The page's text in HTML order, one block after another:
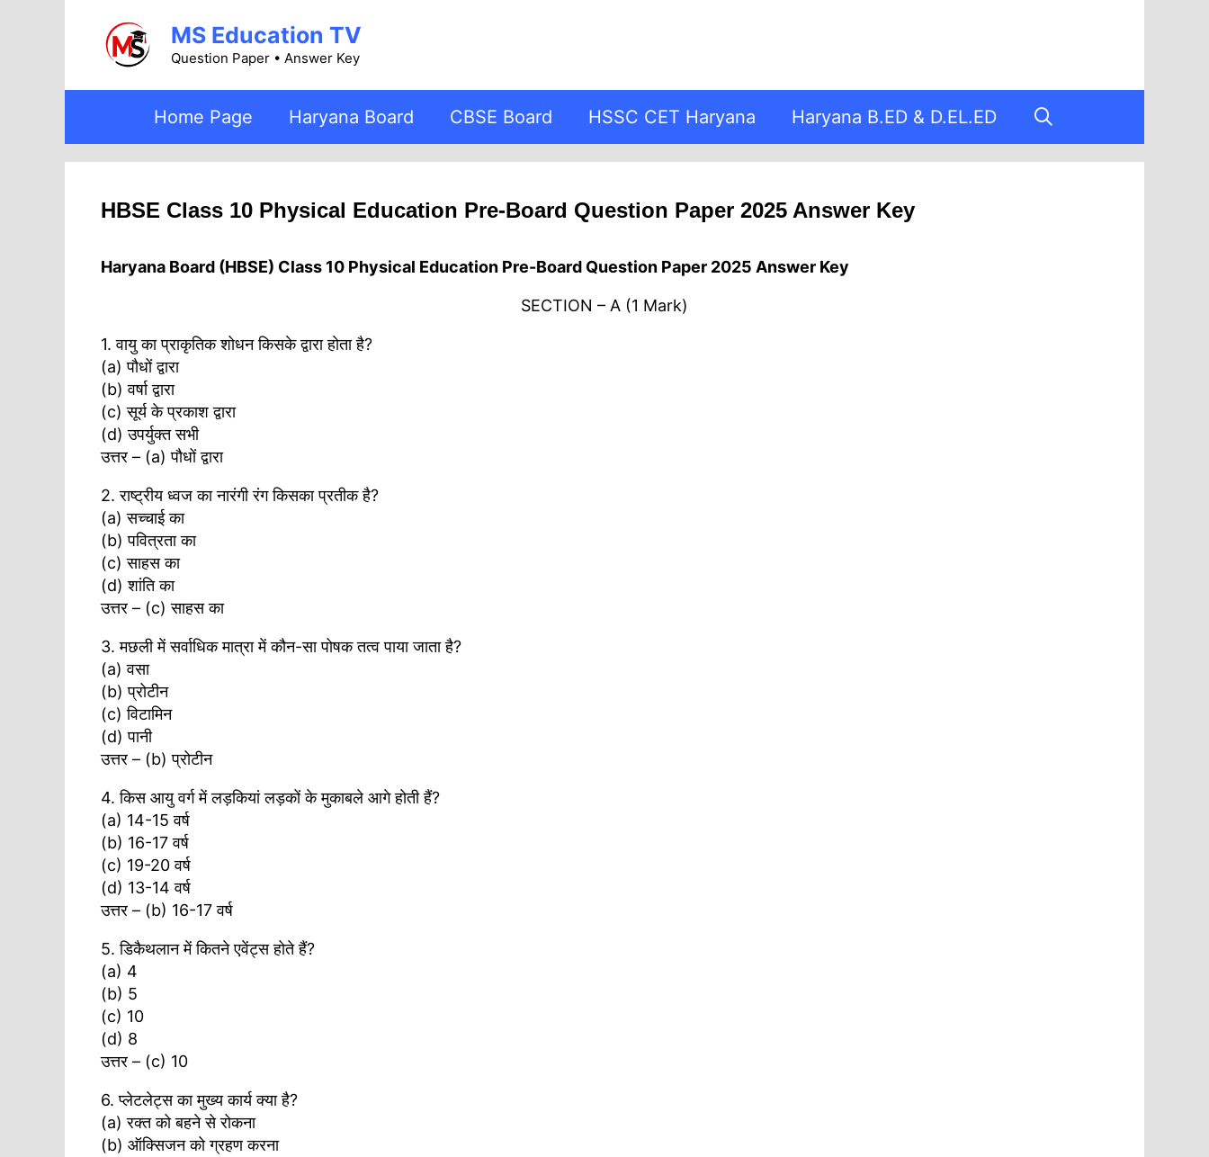
MS Education TV
Question Paper • Answer Key
Home Page Haryana Board CBSE Board HSSC CET Haryana Haryana B.ED & D.EL.ED
HBSE Class 10 Physical Education Pre-Board Question Paper 2025 Answer Key
Haryana Board (HBSE) Class 10 Physical Education Pre-Board Question Paper 2025 Answer Key
SECTION – A (1 Mark)
1. वायु का प्राकृतिक शोधन किसके ‌द्वारा होता है?
(a) पौधों द्वारा
(b) वर्षा द्वारा
(c) सूर्य के प्रकाश द्वारा
(d) उपर्युक्त सभी
उत्तर – (a) पौधों द्वारा
2. राष्ट्रीय ध्वज का नारंगी रंग किसका प्रतीक है?
(a) सच्चाई का
(b) पवित्रता का
(c) साहस का
(d) शांति का
उत्तर – (c) साहस का
3. मछली में सर्वाधिक मात्रा में कौन-सा पोषक तत्व पाया जाता है?
(a) वसा
(b) प्रोटीन
(c) विटामिन
(d) पानी
उत्तर – (b) प्रोटीन
4. किस आयु वर्ग में लड़कियां लड़कों के मुकाबले आगे होती हैं?
(a) 14-15 वर्ष
(b) 16-17 वर्ष
(c) 19-20 वर्ष
(d) 13-14 वर्ष
उत्तर – (b) 16-17 वर्ष
5. डिकैथलान में कितने एवेंट्स होते हैं?
(a) 4
(b) 5
(c) 10
(d) 8
उत्तर – (c) 10
6. प्लेटलेट्स का मुख्य कार्य क्या है?
(a) रक्त को बहने से रोकना
(b) ऑक्सिजन को ग्रहण करना